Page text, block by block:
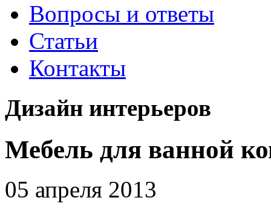
Вопросы и ответы
Статьи
Контакты
Дизайн интерьеров
Мебель для ванной
05 апреля 2013